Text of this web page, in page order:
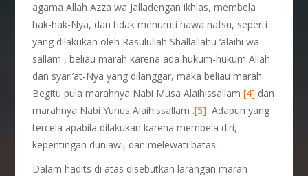
agama Allah Azza wa Jalladengan ikhlas, membela
hak-hak-Nya, dan tidak menuruti hawa nafsu, seperti
yang dilakukan oleh Rasulullah Shallallahu ‘alaihi wa
sallam , beliau marah karena ada hukum-hukum Allah
dan syari’at-Nya yang dilanggar, maka beliau marah.
Begitu pula marahnya Nabi Musa Alaihissallam[4] dan
marahnya Nabi Yunus Alaihissallam .[5] Adapun yang
tercela apabila dilakukan karena membela diri,
kepentingan duniawi, dan melewati batas.
Dalam hadits di atas disebutkan larangan marah